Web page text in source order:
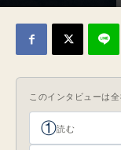
2026年6月5日
このインタビューは
①読む